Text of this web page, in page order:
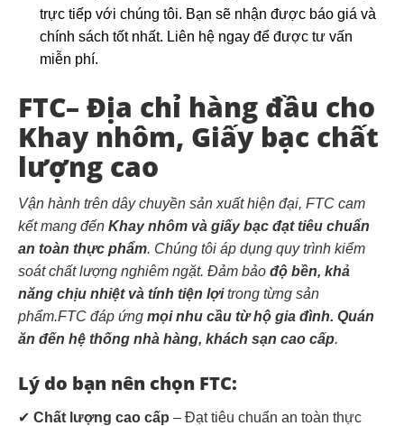
trực tiếp với chúng tôi. Bạn sẽ nhận được báo giá và
chính sách tốt nhất. Liên hệ ngay để được tư vấn
miễn phí.
FTC– Địa chỉ hàng đầu cho
Khay nhôm, Giấy bạc chất
lượng cao
Vận hành trên dây chuyền sản xuất hiện đại, FTC cam
kết mang đến Khay nhôm và giấy bạc đạt tiêu chuẩn
an toàn thực phẩm. Chúng tôi áp dụng quy trình kiểm
soát chất lượng nghiêm ngặt. Đảm bảo độ bền, khả
năng chịu nhiệt và tính tiện lợitrong từng sản
phẩm.FTC đáp ứng mọi nhu cầu từ hộ gia đình. Quán
ăn đến hệ thống nhà hàng, khách sạn cao cấp.
Lý do bạn nên chọn FTC:
✔ Chất lượng cao cấp – Đạt tiêu chuẩn an toàn thực